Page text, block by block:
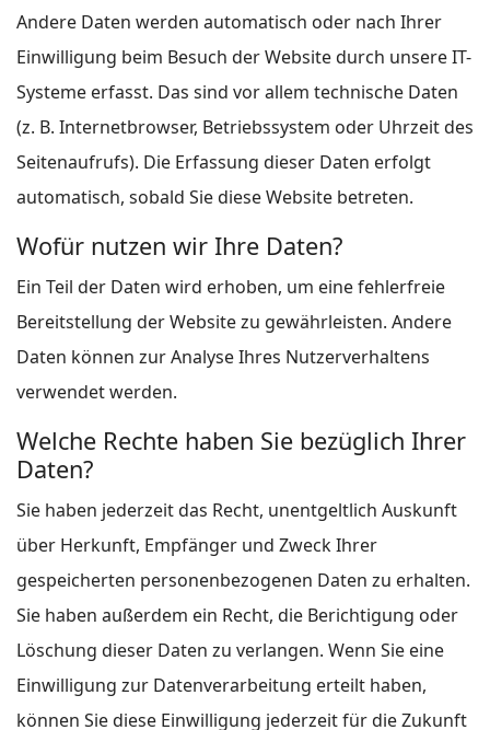
Andere Daten werden automatisch oder nach Ihrer
Einwilligung beim Besuch der Website durch unsere IT-
Systeme erfasst. Das sind vor allem technische Daten
(z. B. Internetbrowser, Betriebssystem oder Uhrzeit des
Seitenaufrufs). Die Erfassung dieser Daten erfolgt
automatisch, sobald Sie diese Website betreten.
Wofür nutzen wir Ihre Daten?
Ein Teil der Daten wird erhoben, um eine fehlerfreie
Bereitstellung der Website zu gewährleisten. Andere
Daten können zur Analyse Ihres Nutzerverhaltens
verwendet werden.
Welche Rechte haben Sie bezüglich Ihrer
Daten?
Sie haben jederzeit das Recht, unentgeltlich Auskunft
über Herkunft, Empfänger und Zweck Ihrer
gespeicherten personenbezogenen Daten zu erhalten.
Sie haben außerdem ein Recht, die Berichtigung oder
Löschung dieser Daten zu verlangen. Wenn Sie eine
Einwilligung zur Datenverarbeitung erteilt haben,
können Sie diese Einwilligung jederzeit für die Zukunft